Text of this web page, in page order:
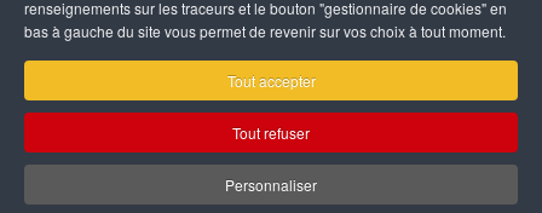
renseignements sur les traceurs et le bouton "gestionnaire de cookies" en
bas à gauche du site vous permet de revenir sur vos choix à tout moment.
Tout accepter
Tout refuser
Personnaliser
Vie culturelle
Date